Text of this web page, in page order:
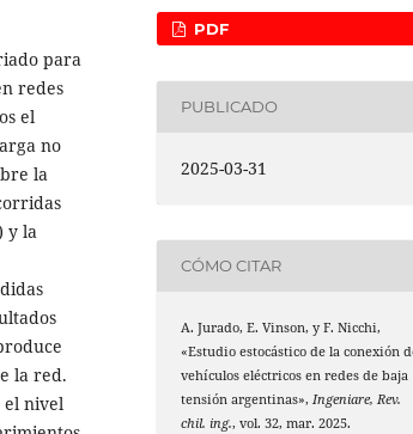
para
redes
el
no
la
y la
la red.
el nivel
PDF
PUBLICADO
2025-03-31
CÓMO CITAR
A. Jurado, E. Vinson, y F. Nicchi,
«Estudio estocástico de la conexión
vehículos eléctricos en redes de baja
tensión argentinas», Ingeniare, Rev.
chil. ing., vol. 32, mar. 2025.